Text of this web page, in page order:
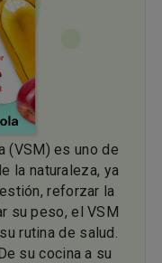
(VSM) es uno de
la naturaleza, ya
reforzar la
su peso, el VSM
rutina de salud.
su cocina a su